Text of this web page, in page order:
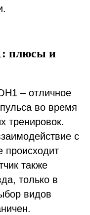
плюсы и
– отличное
во время
тренировок.
с
происходит
также
только в
видов